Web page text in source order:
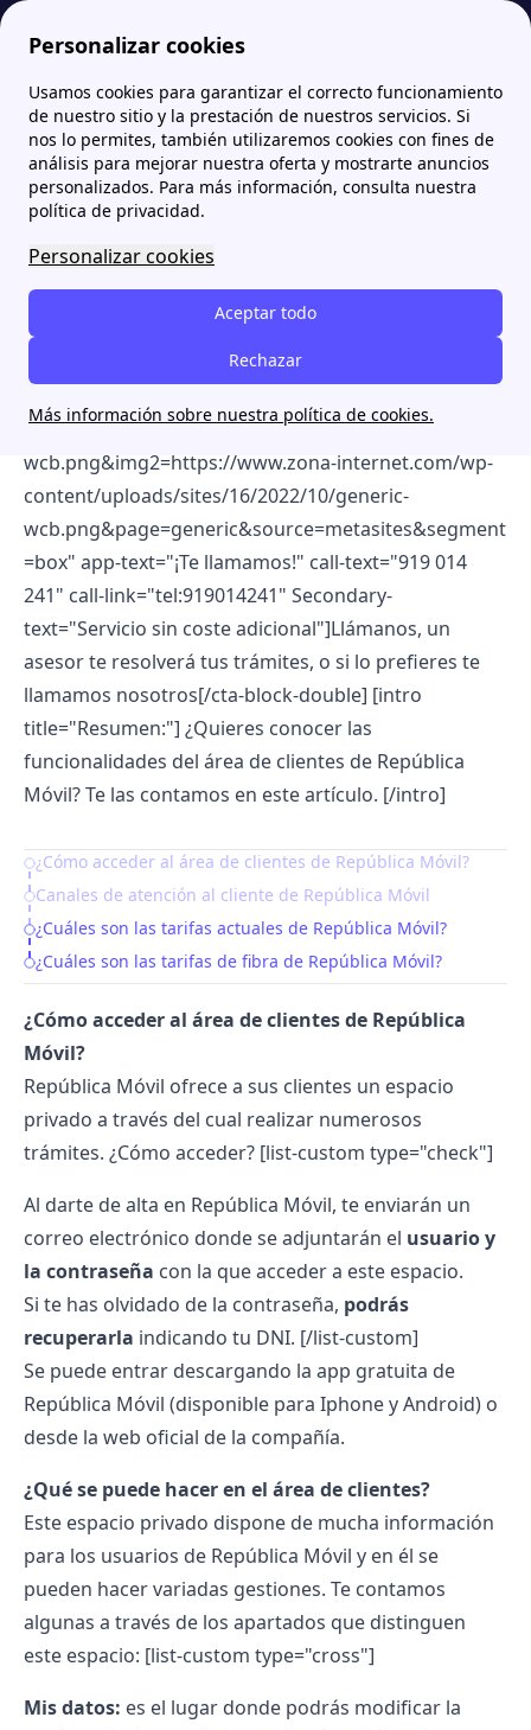
Personalizar cookies
Usamos cookies para garantizar el correcto funcionamiento
de nuestro sitio y la prestación de nuestros servicios. Si
nos lo permites, también utilizaremos cookies con fines de
análisis para mejorar nuestra oferta y mostrarte anuncios
personalizados. Para más información, consulta nuestra
política de privacidad.
Personalizar cookies
Aceptar todo
Rechazar
Más información sobre nuestra política de cookies.
Zona Internet ¿Qué es República Móvil? República Móvil área de clientes
República Móvil área de
clientes
[cta-block-double color="white"
information="Información" title="¿Quieres cambiar
de tarifa?" app-
https://my.papernest.com/internet-llamame/?
content/uploads/sites/16/2022/10/fav-zonainternet-
wcb.png&img2=https://www.zona-internet.com/wp-
content/uploads/sites/16/2022/10/generic-
wcb.png&page=generic&source=metasites&segment
=box" app-text="¡Te llamamos!" call-text="919 014
241" call-link="tel:919014241" Secondary-
text="Servicio sin coste adicional"]Llámanos, un
asesor te resolverá tus trámites, o si lo prefieres te
llamamos nosotros[/cta-block-double] [intro
title="Resumen:"] ¿Quieres conocer las
funcionalidades del área de clientes de República
Móvil? Te las contamos en este artículo. [/intro]
Table of Contents
¿Cómo acceder al área de clientes de República Móvil?
Canales de atención al cliente de República Móvil
¿Cuáles son las tarifas actuales de República Móvil?
¿Cuáles son las tarifas de fibra de República Móvil?
¿Cómo acceder al área de clientes de República
Móvil?
República Móvil ofrece a sus clientes un espacio
privado a través del cual realizar numerosos
trámites. ¿Cómo acceder? [list-custom type="check"]
Al darte de alta en República Móvil, te enviarán un
correo electrónico donde se adjuntarán el usuario y
la contraseña con la que acceder a este espacio.
Si te has olvidado de la contraseña, podrás
recuperarla indicando tu DNI. [/list-custom]
Se puede entrar descargando la app gratuita de
República Móvil (disponible para Iphone y Android) o
desde la web oficial de la compañía.
¿Qué se puede hacer en el área de clientes?
Este espacio privado dispone de mucha información
para los usuarios de República Móvil y en él se
pueden hacer variadas gestiones. Te contamos
algunas a través de los apartados que distinguen
este espacio: [list-custom type="cross"]
Mis datos: es el lugar donde podrás modificar la